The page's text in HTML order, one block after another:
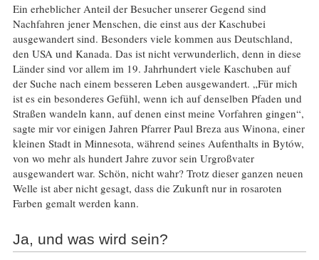
Ein erheblicher Anteil der Besucher unserer Gegend sind
Nachfahren jener Menschen, die einst aus der Kaschubei
ausgewandert sind. Besonders viele kommen aus Deutschland,
den USA und Kanada. Das ist nicht verwunderlich, denn in diese
Länder sind vor allem im 19. Jahrhundert viele Kaschuben auf
der Suche nach einem besseren Leben ausgewandert. „Für mich
ist es ein besonderes Gefühl, wenn ich auf denselben Pfaden und
Straßen wandeln kann, auf denen einst meine Vorfahren gingen“,
sagte mir vor einigen Jahren Pfarrer Paul Breza aus Winona, einer
kleinen Stadt in Minnesota, während seines Aufenthalts in Bytów,
von wo mehr als hundert Jahre zuvor sein Urgroßvater
ausgewandert war. Schön, nicht wahr? Trotz dieser ganzen neuen
Welle ist aber nicht gesagt, dass die Zukunft nur in rosaroten
Farben gemalt werden kann.
Ja, und was wird sein?